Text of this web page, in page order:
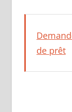
de prêt